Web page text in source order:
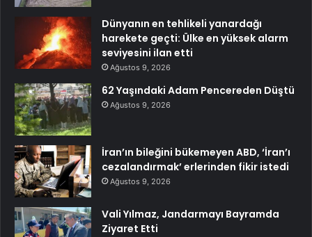
Dünyanın en tehlikeli yanardağı
harekete geçti: Ülke en yüksek alarm
seviyesini ilan etti
Ağustos 9, 2026
62 Yaşındaki Adam Pencereden Düştü
Ağustos 9, 2026
İran’ın bileğini bükemeyen ABD, ‘İran’ı
cezalandırmak’ erlerinden fikir istedi
Ağustos 9, 2026
Vali Yılmaz, Jandarmayı Bayramda
Ziyaret Etti